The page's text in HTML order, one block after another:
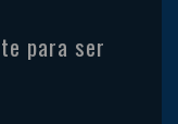
para ser